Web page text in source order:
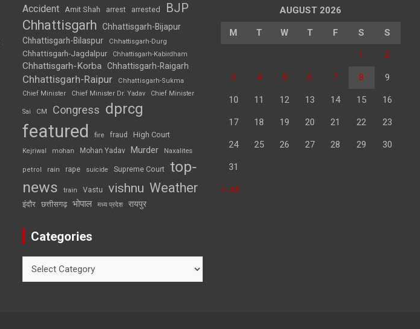
Accident Amit Shah arrest arrested BJP
Chhattisgarh
Chhattisgarh-Bijapur
Chhattisgarh-Bilaspur
Chhattisgarh-Durg
Chhattisgarh-Jagdalpur Chhattisgarh-Kabirdham
Chhattisgarh-Korba Chhattisgarh-Raigarh
Chhattisgarh-Raipur
Chhattisgarh-Sukma
Chief Minister
Chief Minister Dr. Yadav Chief Minister
Sai CM Congress dprcg
featured fire fraud High Court
Kejriwal mohan Mohan Yadav Murder Naxalites
petrol rain rape suicide Supreme Court top-
news
train Vastu vishnu Weather
इंदौर छत्तीसगढ़ भोपाल मध्य प्रदेश रायपुर
Categories
AUGUST 2026
M T W T F S S
1 2
3 4 5 6 7 8 9
10 11 12 13 14 15 16
17 18 19 20 21 22 23
24 25 26 27 28 29 30
31
« Jul